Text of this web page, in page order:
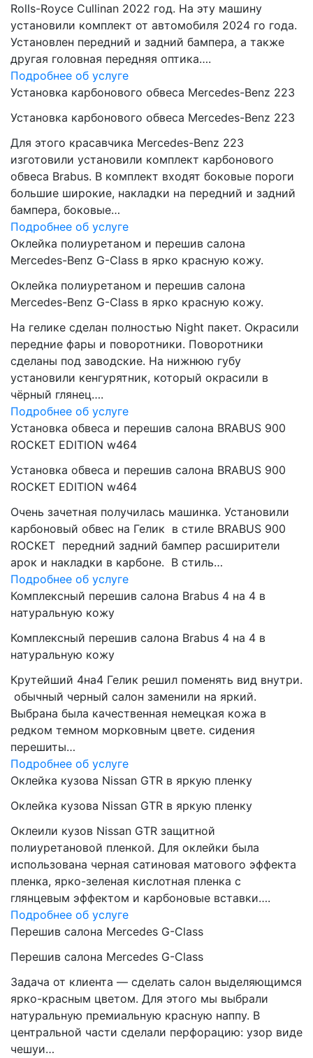
Rolls-Royce Cullinan 2022 год. На эту машину
установили комплект от автомобиля 2024 го года.
Установлен передний и задний бампера, а также
другая головная передняя оптика….
Подробнее об услуге
Установка карбонового обвеса Mercedes-Benz 223
Установка карбонового обвеса Mercedes-Benz 223
Для этого красавчика Mercedes-Benz 223
изготовили установили комплект карбонового
обвеса Brabus. В комплект входят боковые пороги
большие широкие, накладки на передний и задний
бампера, боковые…
Подробнее об услуге
Оклейка полиуретаном и перешив салона
Mercedes-Benz G-Class в ярко красную кожу.
Оклейка полиуретаном и перешив салона
Mercedes-Benz G-Class в ярко красную кожу.
На гелике сделан полностью Night пакет. Окрасили
передние фары и поворотники. Поворотники
сделаны под заводские. На нижнюю губу
установили кенгурятник, который окрасили в
чёрный глянец….
Подробнее об услуге
Установка обвеса и перешив салона BRABUS 900
ROCKET EDITION w464
Установка обвеса и перешив салона BRABUS 900
ROCKET EDITION w464
Очень зачетная получилась машинка. Установили
карбоновый обвес на Гелик в стиле BRABUS 900
ROCKET передний задний бампер расширители
арок и накладки в карбоне. В стиль…
Подробнее об услуге
Комплексный перешив салона Brabus 4 на 4 в
натуральную кожу
Комплексный перешив салона Brabus 4 на 4 в
натуральную кожу
Крутейший 4на4 Гелик решил поменять вид внутри.
обычный черный салон заменили на яркий.
Выбрана была качественная немецкая кожа в
редком темном морковным цвете. сидения
перешиты…
Подробнее об услуге
Оклейка кузова Nissan GTR в яркую пленку
Оклейка кузова Nissan GTR в яркую пленку
Оклеили кузов Nissan GTR защитной
полиуретановой пленкой. Для оклейки была
использована черная сатиновая матового эффекта
пленка, ярко-зеленая кислотная пленка с
глянцевым эффектом и карбоновые вставки….
Подробнее об услуге
Перешив салона Mercedes G-Class
Перешив салона Mercedes G-Class
Задача от клиента — сделать салон выделяющимся
ярко-красным цветом. Для этого мы выбрали
натуральную премиальную красную наппу. В
центральной части сделали перфорацию: узор виде
чешуи…